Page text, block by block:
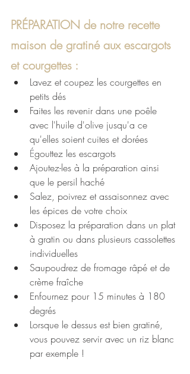
PRÉPARATION de notre recette
maison de gratiné aux escargots
et courgettes :
Lavez et coupez les courgettes en
petits dés
Faites les revenir dans une poêle
avec l'huile d'olive jusqu'a ce
qu'elles soient cuites et dorées
Égouttez les escargots
Ajoutez-les à la préparation ainsi
que le persil haché
Salez, poivrez et assaisonnez avec
les épices de votre choix
Disposez la préparation dans un plat
à gratin ou dans plusieurs cassolettes
individuelles
Saupoudrez de fromage râpé et de
crème fraîche
Enfournez pour 15 minutes à 180
degrés
Lorsque le dessus est bien gratiné,
vous pouvez servir avec un riz blanc
par exemple !